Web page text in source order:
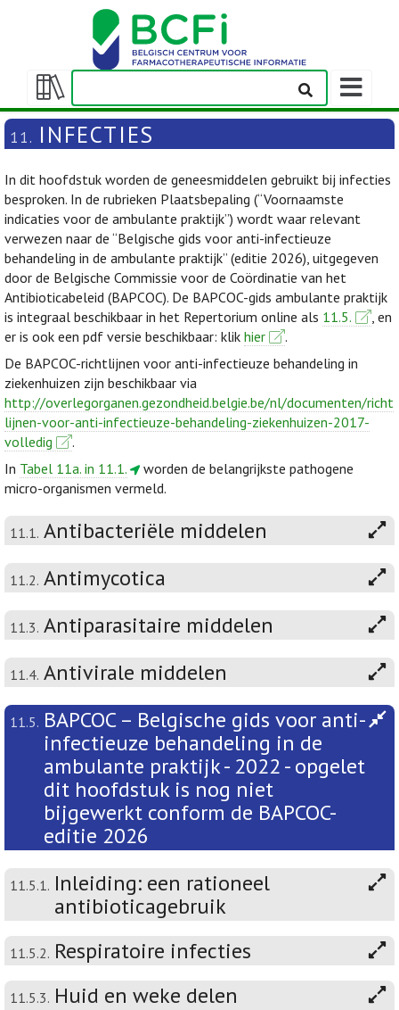
Weergeven/verbergen
inhoudstafel
11. INFECTIES
In dit hoofdstuk worden de geneesmiddelen gebruikt bij infecties
besproken. In de rubrieken Plaatsbepaling (“Voornaamste
indicaties voor de ambulante praktijk”) wordt waar relevant
verwezen naar de “Belgische gids voor anti-infectieuze
behandeling in de ambulante praktijk” (editie 2026), uitgegeven
door de Belgische Commissie voor de Coördinatie van het
Antibioticabeleid (BAPCOC). De BAPCOC-gids ambulante praktijk
is integraal beschikbaar in het Repertorium online als 11.5.
, en
er is ook een pdf versie beschikbaar: klik hier
.
De BAPCOC-richtlijnen voor anti-infectieuze behandeling in
ziekenhuizen zijn beschikbaar via
http://overlegorganen.gezondheid.belgie.be/nl/documenten/richt
lijnen-voor-anti-infectieuze-behandeling-ziekenhuizen-2017-
volledig
.
In Tabel 11a. in 11.1.
worden de belangrijkste pathogene
micro-organismen vermeld.
11.1. Antibacteriële middelen
11.2. Antimycotica
11.3. Antiparasitaire middelen
11.4. Antivirale middelen
11.5. BAPCOC – Belgische gids voor anti-
infectieuze behandeling in de
ambulante praktijk - 2022 - opgelet
dit hoofdstuk is nog niet
bijgewerkt conform de BAPCOC-
editie 2026
11.5.1. Inleiding: een rationeel
antibioticagebruik
11.5.2. Respiratoire infecties
11.5.3. Huid en weke delen